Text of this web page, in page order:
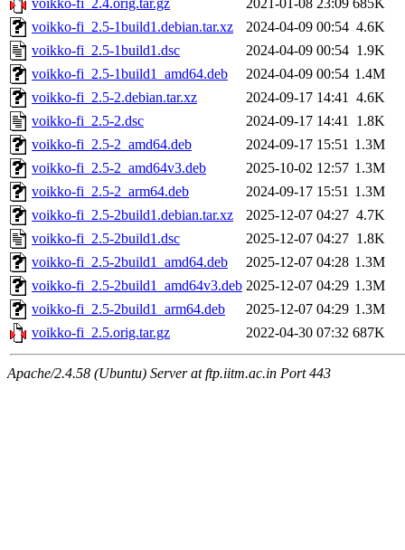
voikko-fi_2.4.orig.tar.gz
2021-01-08 23:09 685K
voikko-fi_2.5-1build1.debian.tar.xz
2024-04-09 00:54 4.6K
voikko-fi_2.5-1build1.dsc
2024-04-09 00:54 1.9K
voikko-fi_2.5-1build1_amd64.deb
2024-04-09 00:54 1.4M
voikko-fi_2.5-2.debian.tar.xz
2024-09-17 14:41 4.6K
voikko-fi_2.5-2.dsc
2024-09-17 14:41 1.8K
voikko-fi_2.5-2_amd64.deb
2024-09-17 15:51 1.3M
voikko-fi_2.5-2_amd64v3.deb
2025-10-02 12:57 1.3M
voikko-fi_2.5-2_arm64.deb
2024-09-17 15:51 1.3M
voikko-fi_2.5-2build1.debian.tar.xz
2025-12-07 04:27 4.7K
voikko-fi_2.5-2build1.dsc
2025-12-07 04:27 1.8K
voikko-fi_2.5-2build1_amd64.deb
2025-12-07 04:28 1.3M
voikko-fi_2.5-2build1_amd64v3.deb 2025-12-07 04:29 1.3M
voikko-fi_2.5-2build1_arm64.deb
2025-12-07 04:29 1.3M
voikko-fi_2.5.orig.tar.gz
2022-04-30 07:32 687K
Apache/2.4.58 (Ubuntu) Server at ftp.iitm.ac.in Port 443